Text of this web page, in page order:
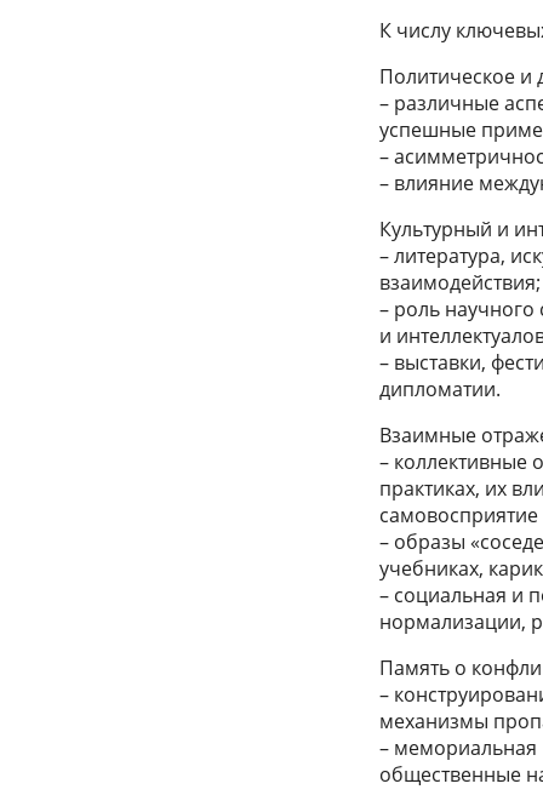
К числу
Политическое и
– различные
успешные
–
– влияние
Культурный и
– литература,
взаимодействия;
– роль научного
и
– выставки,
дипломатии.
Взаимные
– коллективные
практиках, их
– образы
учебниках,
– социальная и
нормализации,
Память о
–
механизмы
– мемориальная
общественные